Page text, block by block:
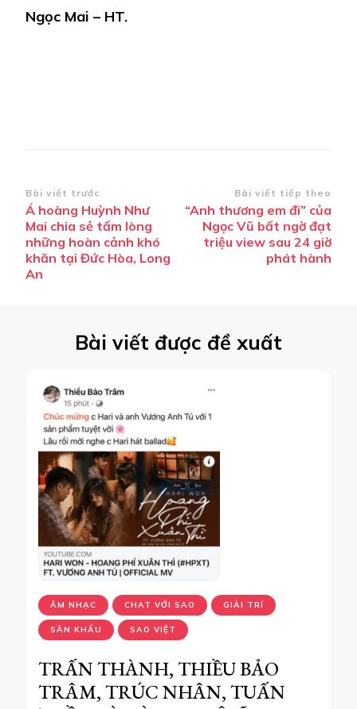
Ngọc Mai – HT.
Điều
hướng
bài
viết
Bài viết trước
Á hoàng Huỳnh Như
Mai chia sẻ tấm lòng
những hoàn cảnh khó
khăn tại Đức Hòa, Long
An
Bài viết tiếp theo
“Anh thương em đi” của
Ngọc Vũ bất ngờ đạt
triệu view sau 24 giờ
phát hành
Bài viết được đề xuất
ÂM NHẠC CHAT VỚI SAO GIẢI TRÍ
SÂN KHẤU SAO VIỆT
TRẤN THÀNH, THIỀU BẢO
TRÂM, TRÚC NHÂN, TUẤN